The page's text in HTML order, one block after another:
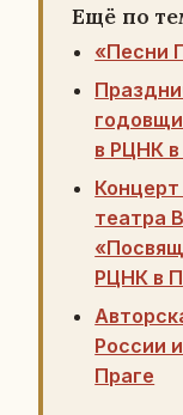
Ещё по
«Песни
в РЦНК
театра
РЦНК в
России
Праге